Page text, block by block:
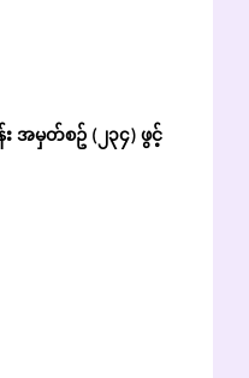
အမှတ်စဥ် (၂၃၄) ဖွင့်